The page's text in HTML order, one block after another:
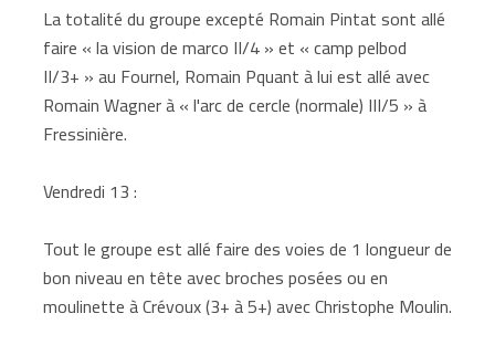
La totalité du groupe excepté Romain Pintat sont allé
faire « la vision de marco II/4 » et « camp pelbod
II/3+ » au Fournel, Romain Pquant à lui est allé avec
Romain Wagner à « l'arc de cercle (normale) III/5 » à
Fressinière.
Vendredi 13 :
Tout le groupe est allé faire des voies de 1 longueur de
bon niveau en tête avec broches posées ou en
moulinette à Crévoux (3+ à 5+) avec Christophe Moulin.